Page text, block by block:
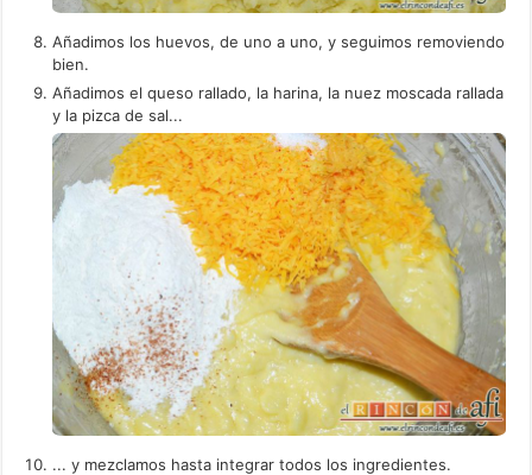
Añadimos los huevos, de uno a uno, y seguimos removiendo
bien.
Añadimos el queso rallado, la harina, la nuez moscada rallada
y la pizca de sal...
... y mezclamos hasta integrar todos los ingredientes.